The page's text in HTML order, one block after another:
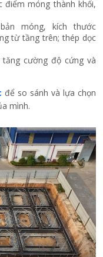
điểm móng thành khối,
móng, kích thước
từ tầng trên; thép dọc
tăng cường độ cứng và
để so sánh và lựa chọn
mình.